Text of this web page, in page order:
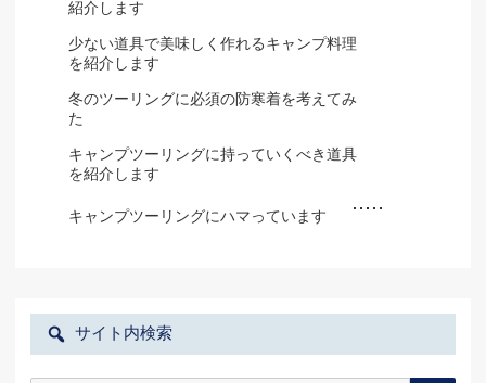
紹介します
少ない道具で美味しく作れるキャンプ料理
を紹介します
冬のツーリングに必須の防寒着を考えてみ
た
キャンプツーリングに持っていくべき道具
を紹介します
キャンプツーリングにハマっています
サイト内検索